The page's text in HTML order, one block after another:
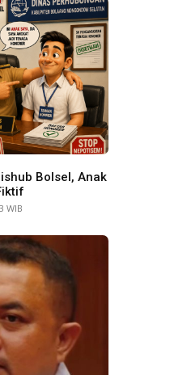
Bolsel, Anak
WIB